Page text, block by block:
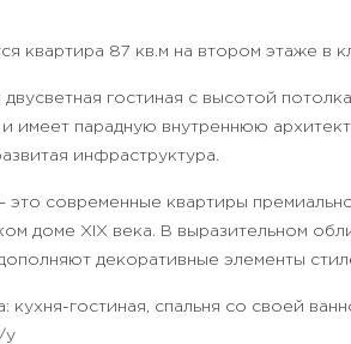
квартира 87 кв.м на втором этаже в
гостиная с высотой
и имеет парадную внутреннюю
инфраструктура.
это современные квартиры
доме XIX века. В выразительном
декоративные элементы
кухня-гостиная, спальня со своей
у